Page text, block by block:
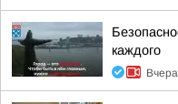
каждого